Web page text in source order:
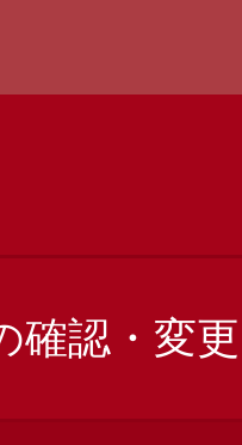
確認・変更